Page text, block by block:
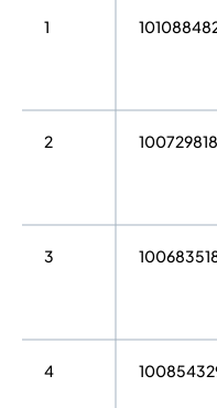
1
2
3
4